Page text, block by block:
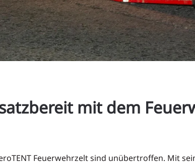
mit dem
Feuerwehrzelt sind unübertroffen. Mit